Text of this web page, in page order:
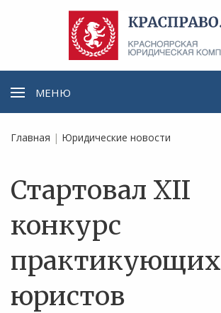
МЕНЮ
Главная | Юридические новости
Стартовал XII
конкурс
практикующих
юристов